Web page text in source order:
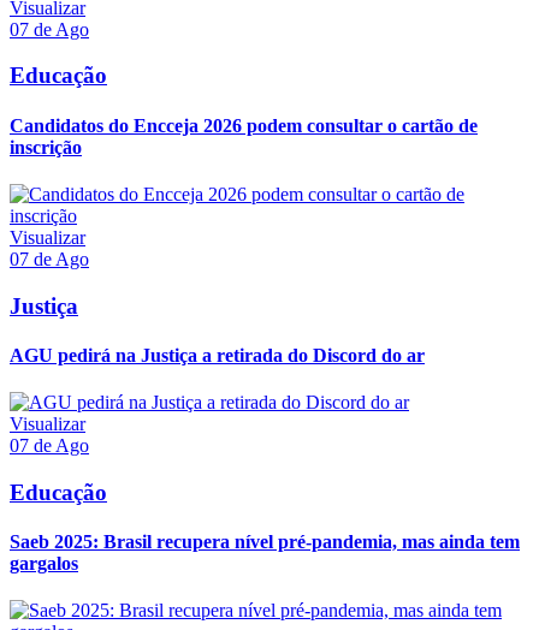
Visualizar
07 de Ago
Educação
Candidatos do Encceja 2026 podem consultar o cartão de
inscrição
Visualizar
07 de Ago
Justiça
AGU pedirá na Justiça a retirada do Discord do ar
Visualizar
07 de Ago
Educação
Saeb 2025: Brasil recupera nível pré-pandemia, mas ainda tem
gargalos